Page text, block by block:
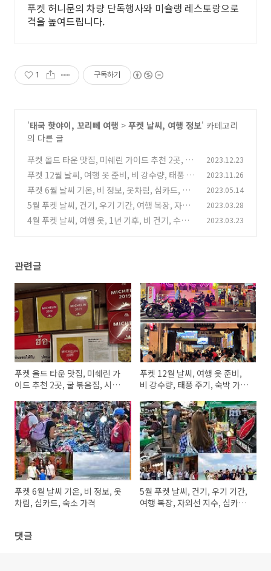
푸켓 허니문의 차량 단독행사와 미슐랭 레스토랑으로
격을 높여드립니다.
1 구독하기
'태국 핫야이, 꼬리뻬 여행 > 푸켓 날씨, 여행 정보' 카테고리
의 다른 글
푸켓 올드 타운 맛집, 미쉐린 가이드 추천 2곳, 굴
볶음집, 시푸드 레스토랑, 위치
(6)
2023.12.23
푸켓 12월 날씨, 여행 옷 준비, 비 강수량, 태풍 주
기, 숙박 가격, 여행자 심카드 할인 (4)
2023.11.26
푸켓 6월 날씨 기온, 비 정보, 옷차림, 심카드, 숙
소 가격
(4)
2023.05.14
5월 푸켓 날씨, 건기, 우기 기간, 여행 복장, 자외
선 지수, 심카드, 호텔 가격
(2)
2023.03.28
4월 푸켓 날씨, 여행 옷, 1년 기후, 비 건기, 수영
2023.03.23
관련글
푸켓 올드 타운 맛집, 미쉐린 가
이드 추천 2곳, 굴 볶음집, 시푸
푸켓 12월 날씨, 여행 옷 준비,
비 강수량, 태풍 주기, 숙박 가격,
푸켓 6월 날씨 기온, 비 정보, 옷
차림, 심카드, 숙소 가격
5월 푸켓 날씨, 건기, 우기 기간,
여행 복장, 자외선 지수, 심카드,
댓글